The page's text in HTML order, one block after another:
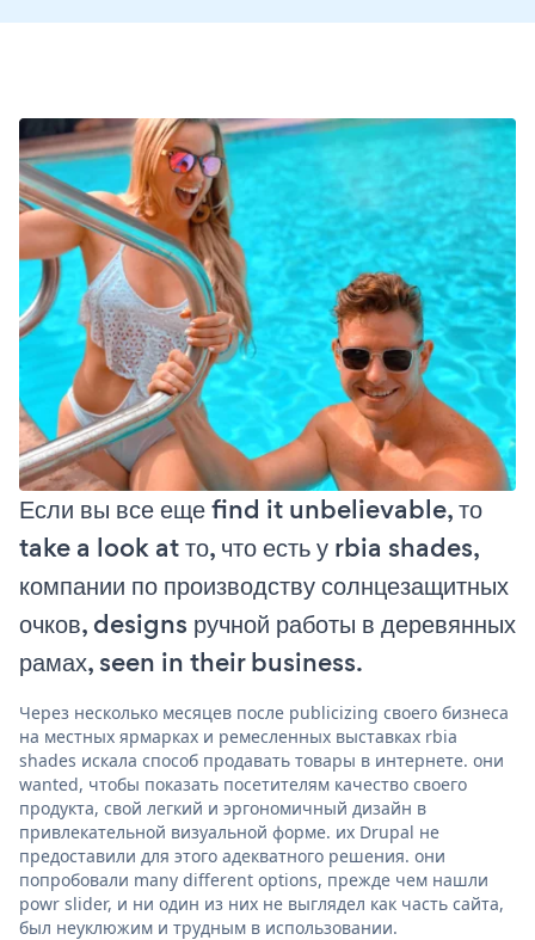
Если вы все еще find it unbelievable, то
take a look at то, что есть у rbia shades,
компании по производству солнцезащитных
очков, designs ручной работы в деревянных
рамах, seen in their business.
Через несколько месяцев после publicizing своего бизнеса
на местных ярмарках и ремесленных выставках rbia
shades искала способ продавать товары в интернете. они
wanted, чтобы показать посетителям качество своего
продукта, свой легкий и эргономичный дизайн в
привлекательной визуальной форме. их Drupal не
предоставили для этого адекватного решения. они
попробовали many different options, прежде чем нашли
powr slider, и ни один из них не выглядел как часть сайта,
был неуклюжим и трудным в использовании.